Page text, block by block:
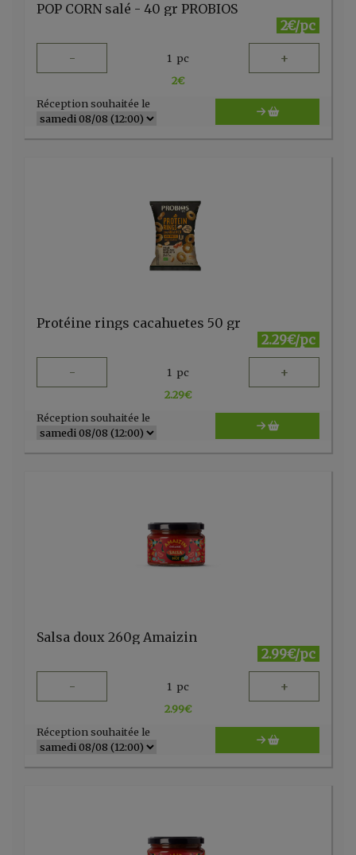
POP CORN salé - 40 gr PROBIOS
2€/pc
- 1 pc +
2€
Réception souhaitée le
Protéine rings cacahuetes 50 gr
2.29€/pc
- 1 pc +
2.29€
Réception souhaitée le
Salsa doux 260g Amaizin
2.99€/pc
- 1 pc +
2.99€
Réception souhaitée le